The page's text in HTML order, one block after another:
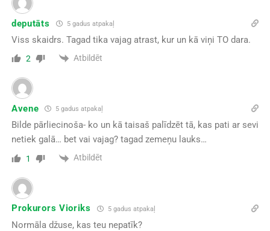
deputāts 5 gadus atpakaļ
Viss skaidrs. Tagad tika vajag atrast, kur un kā viņi TO dara.
2 Atbildēt
Avene 5 gadus atpakaļ
Bilde pārliecinoša- ko un kā taisaš palīdzēt tā, kas pati ar sevi
netiek galā… bet vai vajag? tagad zemeņu lauks…
1 Atbildēt
Prokurors Vioriks 5 gadus atpakaļ
Normāla džuse, kas teu nepatīk?